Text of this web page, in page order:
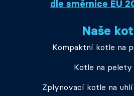
dle směrnice EU
Naše
Kompaktní kotle na
Kotle na pelety
Zplynovací kotle na